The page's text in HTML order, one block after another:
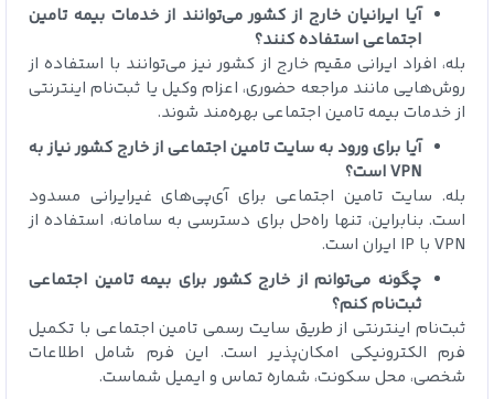
آیا ایرانیان خارج از کشور می‌توانند از خدمات بیمه تامین
اجتماعی استفاده کنند؟
بله، افراد ایرانی مقیم خارج از کشور نیز می‌توانند با استفاده از
روش‌هایی مانند مراجعه حضوری، اعزام وکیل یا ثبت‌نام اینترنتی
از خدمات بیمه تامین اجتماعی بهره‌مند شوند.
آیا برای ورود به سایت تامین اجتماعی از خارج کشور نیاز به
VPN است؟
بله. سایت تامین اجتماعی برای آی‌پی‌های غیرایرانی مسدود
است. بنابراین، تنها راه‌حل برای دسترسی به سامانه، استفاده از
VPN با IP ایران است.
چگونه می‌توانم از خارج کشور برای بیمه تامین اجتماعی
ثبت‌نام کنم؟
ثبت‌نام اینترنتی از طریق سایت رسمی تامین اجتماعی با تکمیل
فرم الکترونیکی امکان‌پذیر است. این فرم شامل اطلاعات
شخصی، محل سکونت، شماره تماس و ایمیل شماست.